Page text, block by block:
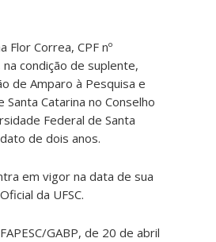
Flor Correa, CPF nº
condição de suplente,
de Amparo à Pesquisa e
Catarina no Conselho
Federal de Santa
de dois anos.
em vigor na data de sua
da UFSC.
GABP, de 20 de abril